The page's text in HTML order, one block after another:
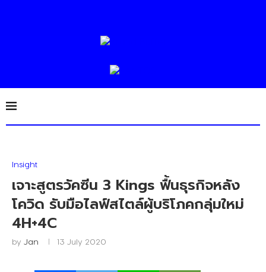
Insight
เจาะสูตรวัคซีน 3 Kings ฟื้นธุรกิจหลัง
โควิด รับมือไลฟ์สไตล์ผู้บริโภคกลุ่มใหม่
4H+4C
by Jan 13 July 2020